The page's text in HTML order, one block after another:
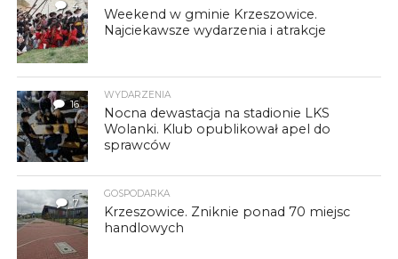
4
Weekend w gminie Krzeszowice.
Najciekawsze wydarzenia i atrakcje
16
WYDARZENIA
Nocna dewastacja na stadionie LKS
Wolanki. Klub opublikował apel do
sprawców
7
GOSPODARKA
Krzeszowice. Zniknie ponad 70 miejsc
handlowych